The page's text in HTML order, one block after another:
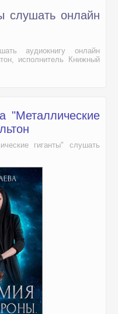
слушать онлайн
аудиокнигу онлайн
исполнитель Книжный
"Металлические
гиганты" слушать